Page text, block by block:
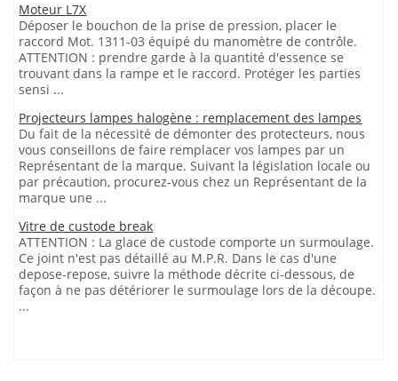
Moteur L7X
Déposer le bouchon de la prise de pression, placer le
raccord Mot. 1311-03 équipé du manomètre de contrôle.
ATTENTION : prendre garde à la quantité d'essence se
trouvant dans la rampe et le raccord. Protéger les parties
sensi ...
Projecteurs lampes halogène : remplacement des lampes
Du fait de la nécessité de démonter des protecteurs, nous
vous conseillons de faire remplacer vos lampes par un
Représentant de la marque. Suivant la législation locale ou
par précaution, procurez-vous chez un Représentant de la
marque une ...
Vitre de custode break
ATTENTION : La glace de custode comporte un surmoulage.
Ce joint n'est pas détaillé au M.P.R. Dans le cas d'une
depose-repose, suivre la méthode décrite ci-dessous, de
façon à ne pas détériorer le surmoulage lors de la découpe.
...